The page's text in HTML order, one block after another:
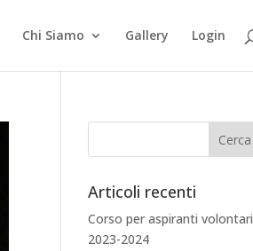
Chi Siamo Gallery Login
Articoli recenti
Corso per aspiranti volontari
2023-2024